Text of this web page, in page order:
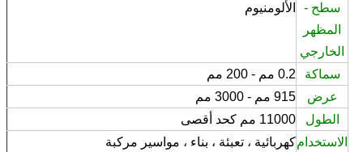
سطح -
المظهر
الخارجي
الألومنيوم
سماكة
0.2 مم - 200 مم
عرض
915 مم - 3000 مم
الطول
11000 مم كحد أقصى
الاستخدامكهربائية ، تعبئة ، بناء ، مواسير مركبة